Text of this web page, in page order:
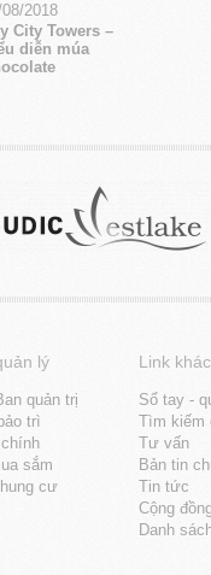
2018
City Towers –
diễn múa
lý
quản trị
trì
sắm
cư
Link khác
Sổ tay -
Tìm kiếm
Tư vấn
Bản tin
Tin tức
Cộng
Danh